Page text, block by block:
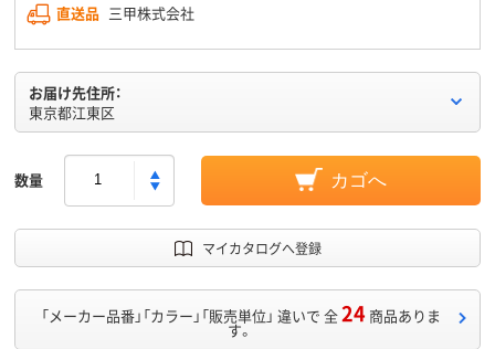
直送品 三甲株式会社
お届け先住所：
東京都江東区
数量 カゴへ
マイカタログへ登録
「メーカー品番」「カラー」「販売単位」 違いで 全24 商品ありま
す。